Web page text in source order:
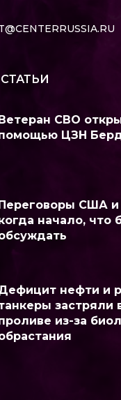
Ветеран СВО
ЦЗН
США и
начало, что
нефти и
застряли
из-за